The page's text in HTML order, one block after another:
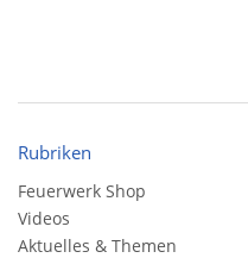
Rubriken
Feuerwerk Shop
Videos
Aktuelles & Themen